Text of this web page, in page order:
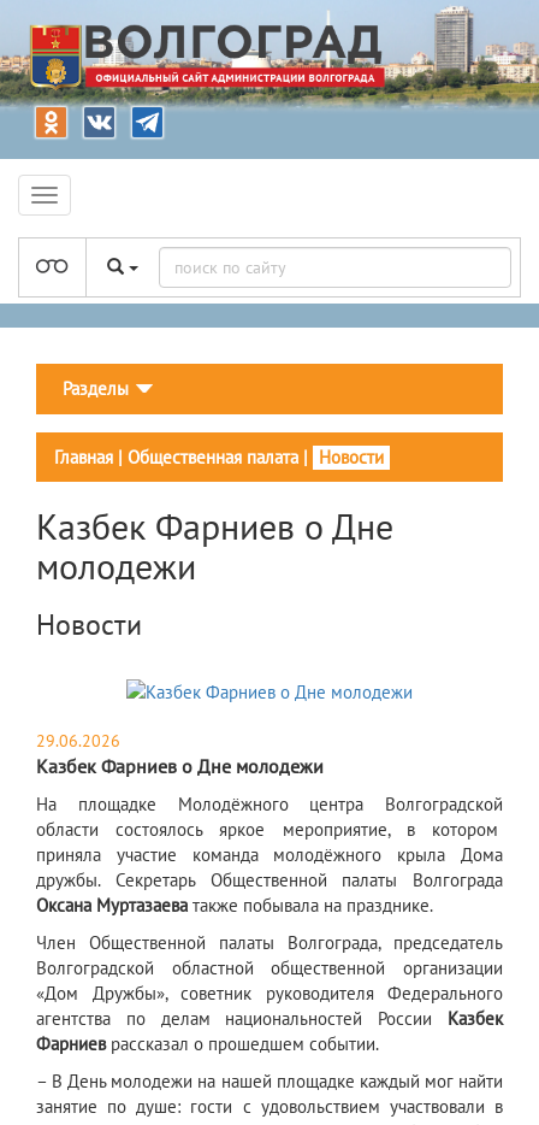
Разделы
Главная | Общественная палата | Новости
Казбек Фарниев о Дне
молодежи
Новости
29.06.2026
Казбек Фарниев о Дне молодежи
​На площадке Молодёжного центра Волгоградской
области состоялось яркое мероприятие, в котором
приняла участие команда молодёжного крыла Дома
дружбы. Секретарь Общественной палаты Волгограда
Оксана Муртазаева также побывала на празднике.
Член Общественной палаты Волгограда, председатель
Волгоградской областной общественной организации
«Дом Дружбы», советник руководителя Федерального
агентства по делам национальностей России Казбек
Фарниеврассказал о прошедшем событии.
– В День молодежи на нашей площадке каждый мог найти
занятие по душе: гости с удовольствием участвовали в